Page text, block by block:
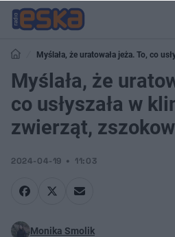
Myślała, że uratowała jeża. To, co
zszokowało ją
Myślała, że
co usłyszała w
zwierząt,
2024-04-19 11:03
Monika Smolik